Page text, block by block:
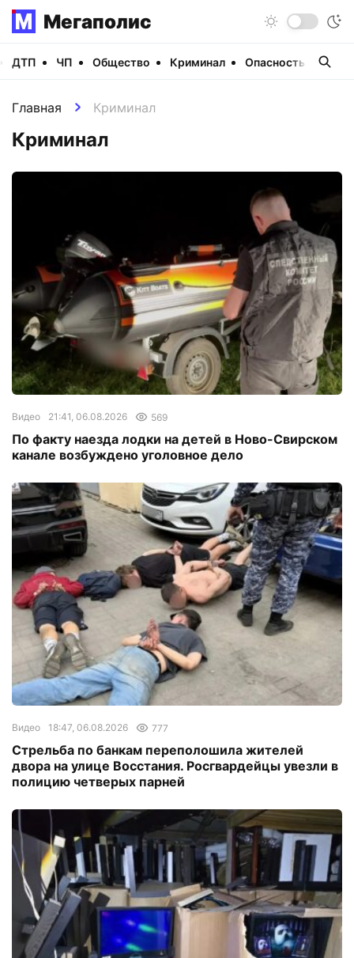
Мегаполис
ДТП ЧП Общество Криминал Опасность
Главная Криминал
Криминал
Видео 21:41, 06.08.2026 569
По факту наезда лодки на детей в Ново-Свирском
канале возбуждено уголовное дело
Видео 18:47, 06.08.2026 777
Стрельба по банкам переполошила жителей
двора на улице Восстания. Росгвардейцы увезли в
полицию четверых парней